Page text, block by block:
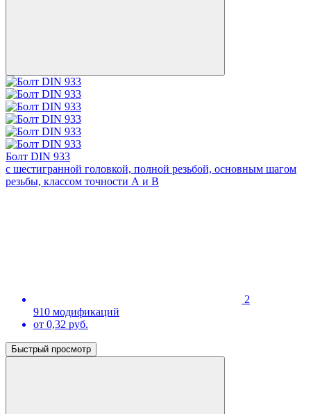
Болт DIN 933
с шестигранной головкой, полной резьбой, основным шагом
резьбы, классом точности А и В
2
910 модификаций
от 0,32 руб.
Быстрый просмотр